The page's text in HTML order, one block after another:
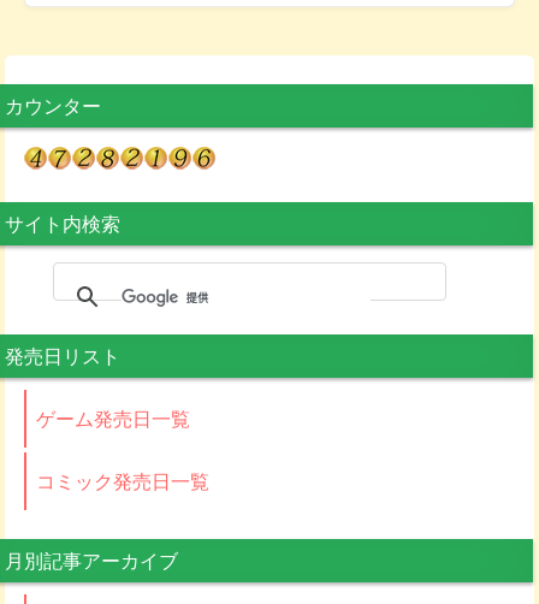
カウンター
サイト内検索
発売日リスト
ゲーム発売日一覧
コミック発売日一覧
月別記事アーカイブ